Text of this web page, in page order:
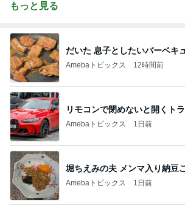
もっと見る
だいた 息子としたいバーベキ
Amebaトピックス 12時間前
リモコンで閉めないと開くト
Amebaトピックス 1日前
堀ちえみの夫 メンマ入り納豆
Amebaトピックス 1日前